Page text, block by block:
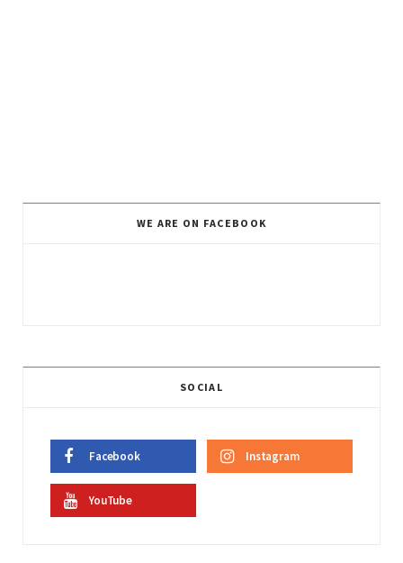
WE ARE ON FACEBOOK
SOCIAL
Facebook Instagram
YouTube